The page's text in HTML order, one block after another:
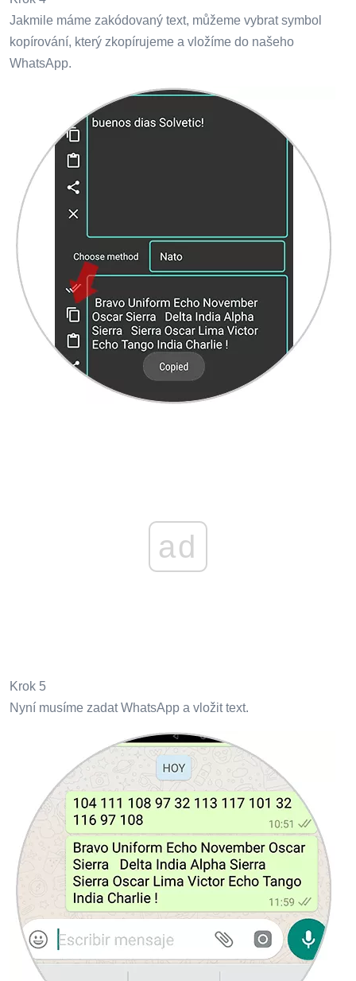
Jakmile máme zakódovaný text, můžeme vybrat symbol
kopírování, který zkopírujeme a vložíme do našeho
WhatsApp.
ad
Krok 5
Nyní musíme zadat WhatsApp a vložit text.